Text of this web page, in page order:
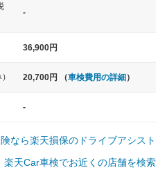
ノア、セレナ、プリウス、カロー
ラ、ステップワゴン など
クラウン、アルファード、フォレ
カD:5 など
-
36,900円
20,700円 （車検費用の詳細）
-
なら楽天損保のドライブアシスト
楽天Car車検でお近くの店舗を検索